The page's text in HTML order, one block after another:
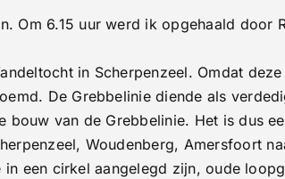
Om 6.15 uur werd ik opgehaald door
in Scherpenzeel. Omdat
De Grebbelinie diende als
bouw van de Grebbelinie. Het is dus
Woudenberg, Amersfoort
een cirkel aangelegd zijn, oude